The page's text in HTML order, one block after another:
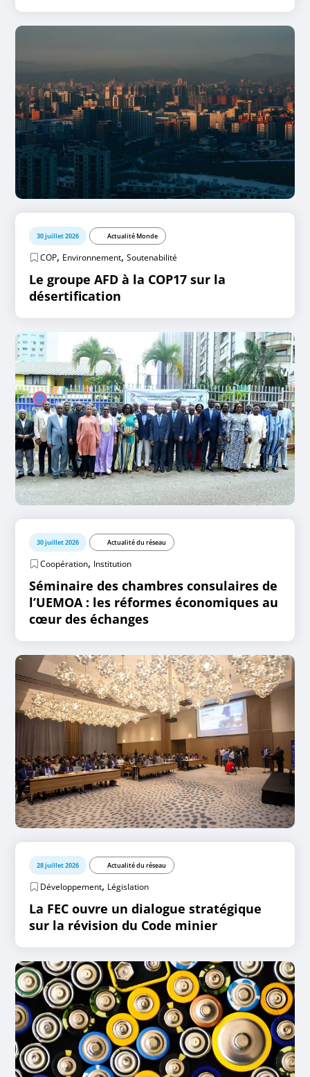
30 juillet 2026 Actualité Monde
COP, Environnement,Soutenabilité
Le groupe AFD à la COP17 sur la
désertification
30 juillet 2026 Actualité du réseau
Coopération, Institution
Séminaire des chambres consulaires de
l’UEMOA : les réformes économiques au
cœur des échanges
28 juillet 2026 Actualité du réseau
Développement, Législation
La FEC ouvre un dialogue stratégique
sur la révision du Code minier